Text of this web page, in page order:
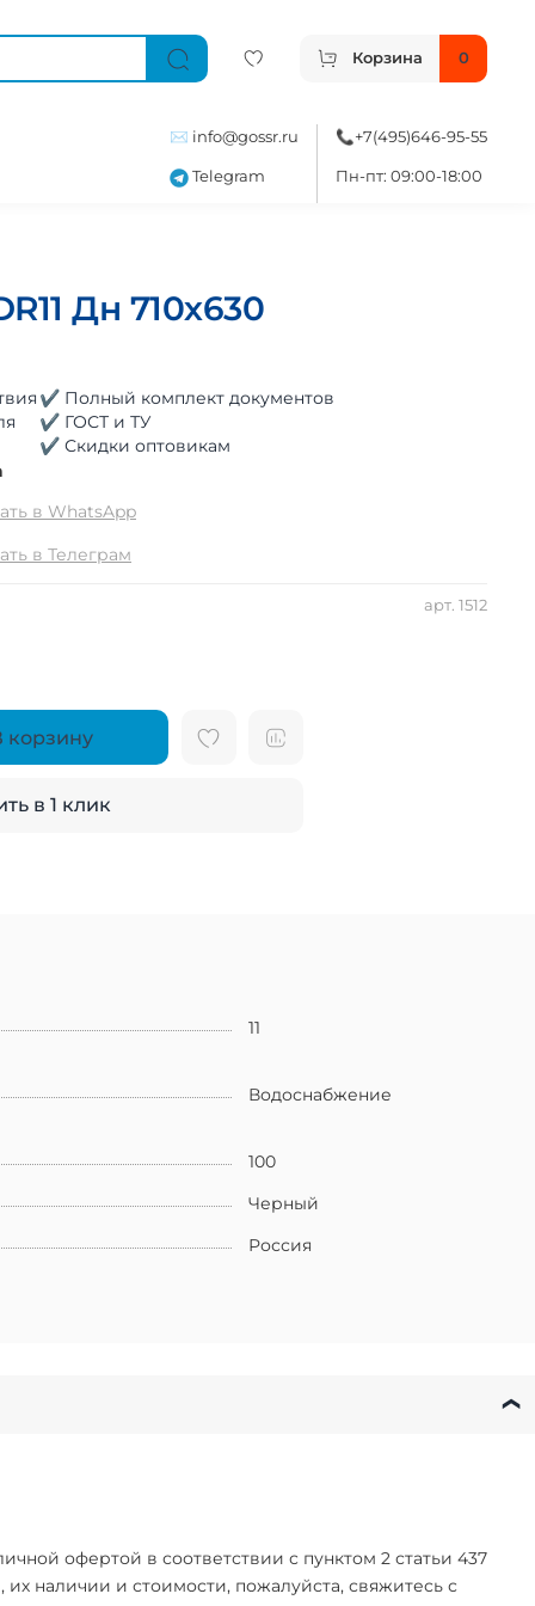
Корзина 0
✉️ info@gossr.ru
Telegram
📞+7(495)646-95-55
Пн-пт: 09:00-18:00
арт. 1512
Дн 710х630
корзину
в 1 клик
✔ Полный комплект документов
✔ ГОСТ и ТУ
✔ Скидки оптовикам
в WhatsApp
в Телеграм
11
Водоснабжение
100
Черный
Россия
офертой в соответствии с пунктом 2 статьи 437
наличии и стоимости, пожалуйста, свяжитесь с